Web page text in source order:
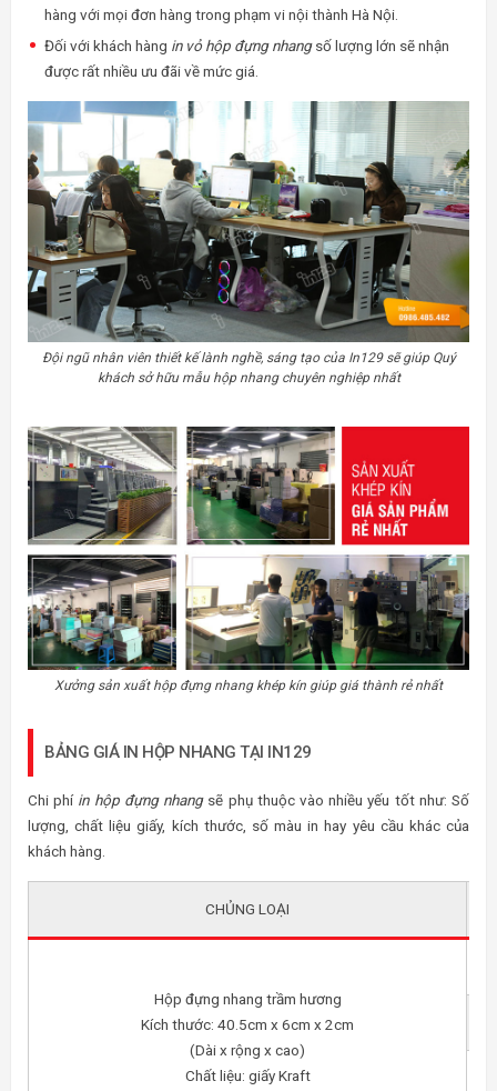
hàng với mọi đơn hàng trong phạm vi nội thành Hà Nội.
Đối với khách hàng in vỏ hộp đựng nhangsố lượng lớn sẽ nhận
được rất nhiều ưu đãi về mức giá.
Đội ngũ nhân viên thiết kế lành nghề, sáng tạo của In129 sẽ giúp Quý
khách sở hữu mẫu hộp nhang chuyên nghiệp nhất
Xưởng sản xuất hộp đựng nhang khép kín giúp giá thành rẻ nhất
BẢNG GIÁ IN HỘP NHANG TẠI IN129
Chi phí in hộp đựng nhangsẽ phụ thuộc vào nhiều yếu tốt như: Số
lượng, chất liệu giấy, kích thước, số màu in hay yêu cầu khác của
khách hàng.
CHỦNG LOẠI
Hộp đựng nhang trầm hương
Kích thước: 40.5cm x 6cm x 2cm
(Dài x rộng x cao)
Chất liệu: giấy Kraft